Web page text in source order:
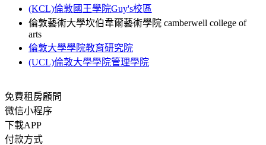
(KCL)倫敦國王學院Guy's校區
倫敦藝術大學坎伯韋爾藝術學院 camberwell college of
arts
倫敦大學學院教育研究院
(UCL)倫敦大學學院管理學院
免費租房顧問
微信小程序
下載APP
付款方式